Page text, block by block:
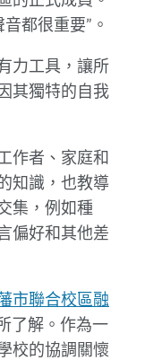
都很重要”。
力工具，讓所
其獨特的自我
作者、家庭和
知識，也教導
集，例如種
偏好和其他差
市聯合校區融
了解。作為一
校的協調關懷